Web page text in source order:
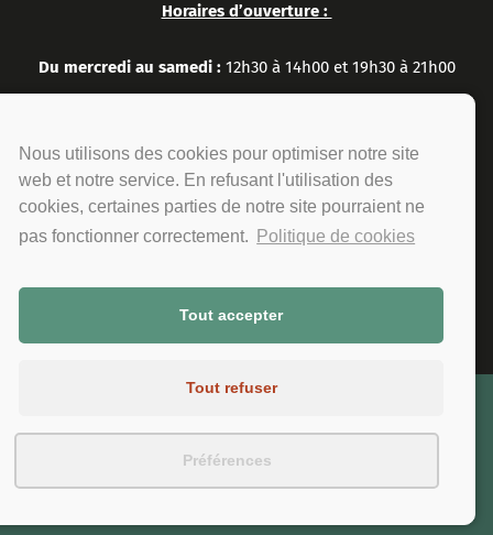
Horaires d’ouverture :
Du mercredi au samedi :12h30 à 14h00 et 19h30 à 21h00
larges
Suzette
Nous utilisons des cookies pour optimiser notre site
web et notre service. En refusant l'utilisation des
cookies, certaines parties de notre site pourraient ne
pas fonctionner correctement.
Politique de cookies
Tout accepter
Tout refuser
Préférences